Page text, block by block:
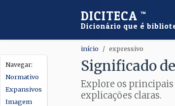
DICITECA ™
Dicionário que é
início expressivo
Significado de
Explore os
explicações claras.
Normativo
Expansivos
Imagem